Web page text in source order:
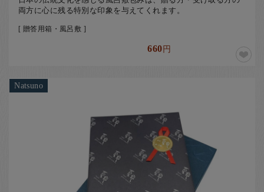
両方に心に残る特別な印象を与えてくれます。
[ 贈答用箱・風呂敷 ]
660円
Natsuno